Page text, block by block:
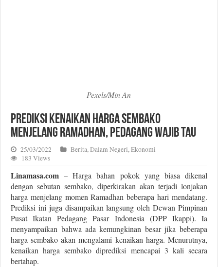
Pexels/Min An
Prediksi Kenaikan Harga Sembako
Menjelang Ramadhan, Pedagang Wajib Tau
25/03/2022 Berita,Dalam Negeri,Ekonomi
183 Views
Linamasa.com – Harga bahan pokok yang biasa dikenal
dengan sebutan sembako, diperkirakan akan terjadi lonjakan
harga menjelang momen Ramadhan beberapa hari mendatang.
Prediksi ini juga disampaikan langsung oleh Dewan Pimpinan
Pusat Ikatan Pedagang Pasar Indonesia (DPP Ikappi). Ia
menyampaikan bahwa ada kemungkinan besar jika beberapa
harga sembako akan mengalami kenaikan harga. Menurutnya,
kenaikan harga sembako diprediksi mencapai 3 kali secara
bertahap.